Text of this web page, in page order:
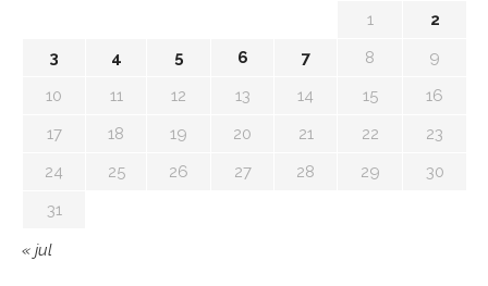
1
2
3
4 5 6 7 8
9
10
11 12 13 14 15
16
17
18 19 20 21 22
23
24
25 26 27 28 29
30
31
« jul